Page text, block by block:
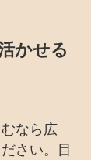
かせる
なら広
さい。目